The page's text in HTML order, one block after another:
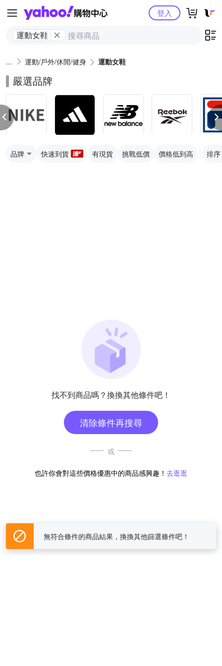
Yahoo購物中心
運動女鞋
登入
運動/戶外/休閒/健身 運動女鞋
嚴選品牌
品牌 快速到貨 有現貨 挑戰低價 價格低到高 排序
找不到商品嗎？換換其他條件吧！
清除條件再搜尋
或
也許你會對這些價格優惠中的商品感興趣！ 去逛逛
無符合條件的商品結果，換換其他篩選條件吧！